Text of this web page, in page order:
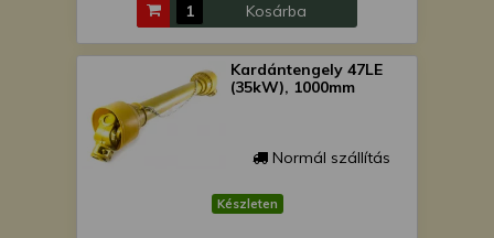
Kosárba
Kardántengely 47LE
(35kW), 1000mm
Normál szállítás
Készleten